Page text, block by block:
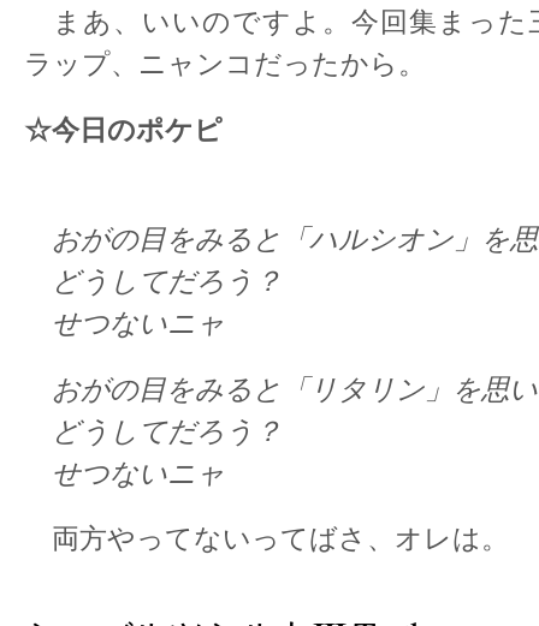
まあ、いいのですよ。今回集まった
ラップ、ニャンコだったから。
☆今日のポケピ
おがの目をみると「ハルシオン」を
どうしてだろう？
せつないニャ
おがの目をみると「リタリン」を思
どうしてだろう？
せつないニャ
両方やってないってばさ、オレは。